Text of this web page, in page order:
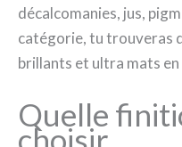
décalcomanies, jus,
catégorie, tu trouveras
brillants et ultra mats en
Quelle
choisir